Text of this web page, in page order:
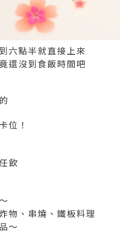
六點半就直接上來
還沒到食飯時間吧
位！
飲
物、串燒、鐵板料理
～